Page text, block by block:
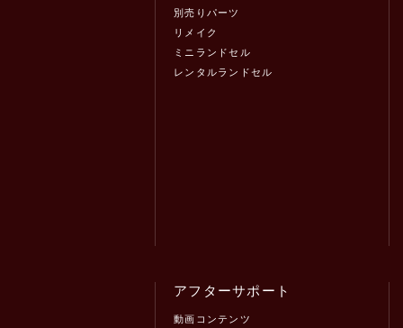
別売りパーツ
リメイク
ミニランドセル
レンタルランドセル
アフターサポート
動画コンテンツ